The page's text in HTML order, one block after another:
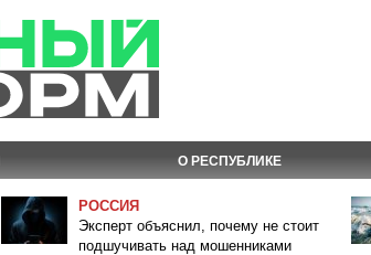
О РЕСПУБЛИКЕ
РОССИЯ
Эксперт объяснил, почему не стоит
подшучивать над мошенниками